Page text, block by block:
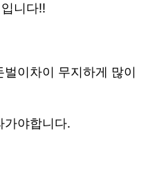
니다!!
이차이 무지하게 많이
가야합니다.